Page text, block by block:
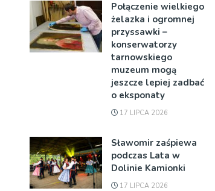
Połączenie wielkiego
żelazka i ogromnej
przyssawki –
konserwatorzy
tarnowskiego
muzeum mogą
jeszcze lepiej zadbać
o eksponaty
17 LIPCA 2026
Sławomir zaśpiewa
podczas Lata w
Dolinie Kamionki
17 LIPCA 2026